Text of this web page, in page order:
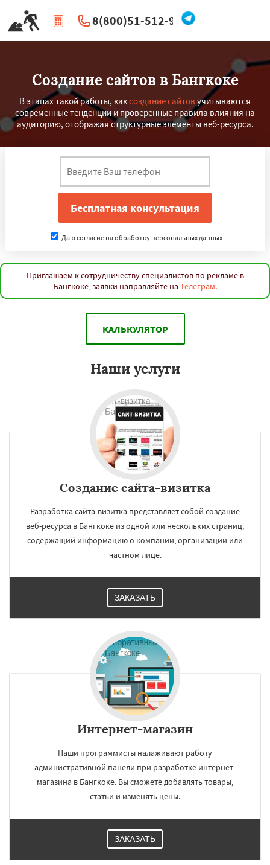
8(800)51-512-96
| Перезвоните мне
Создание сайтов в Бангкоке
В этапах такой работы, каксоздание сайтов учитываются
современные тенденции и проверенные правила влияния на
аудиторию, отображая структурные элементы веб-ресурса.
Даю согласие на обработку персональных данных
Приглашаем к сотрудничеству специалистов по рекламе в
Бангкоке, заявки направляйте на Телеграм.
КАЛЬКУЛЯТОР
Наши услуги
Создание сайта-визитка
Разработка сайта-визитка представляет собой создание
веб-ресурса в Бангкоке из одной или нескольких страниц,
содержащий информацию о компании, организации или
частном лице.
ЗАКАЗАТЬ
Интернет-магазин
Наши программисты налаживают работу
административной панели при разработке интернет-
магазина в Бангкоке. Вы сможете добавлять товары,
статьи и изменять цены.
ЗАКАЗАТЬ